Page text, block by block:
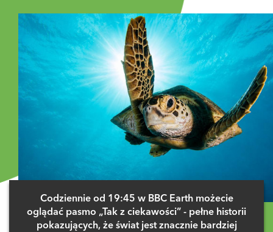
Codziennie od 19:45 w BBC Earth możecie
oglądać pasmo „Tak z ciekawości” - pełne historii
pokazujących, że świat jest znacznie bardziej